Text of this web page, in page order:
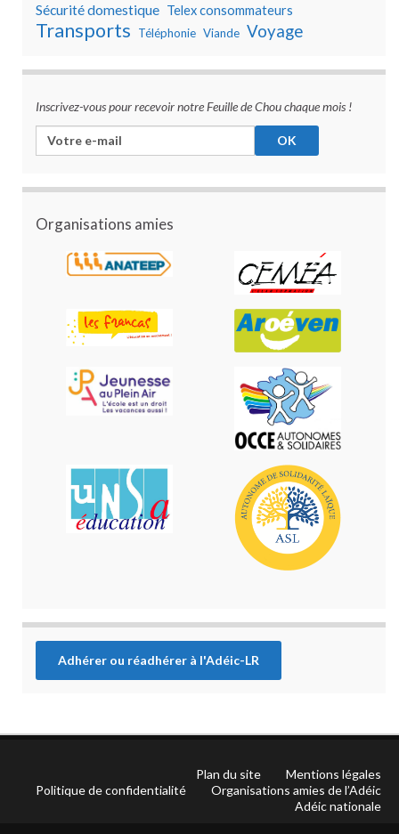
Sécurité domestique Telex consommateurs
Transports Téléphonie Viande Voyage
Inscrivez-vous pour recevoir notre Feuille de Chou chaque mois !
Organisations amies
Adhérer ou réadhérer à l'Adéic-LR
Plan du site
Mentions légales
Politique de confidentialité
Organisations amies de l’Adéic
Adéic nationale